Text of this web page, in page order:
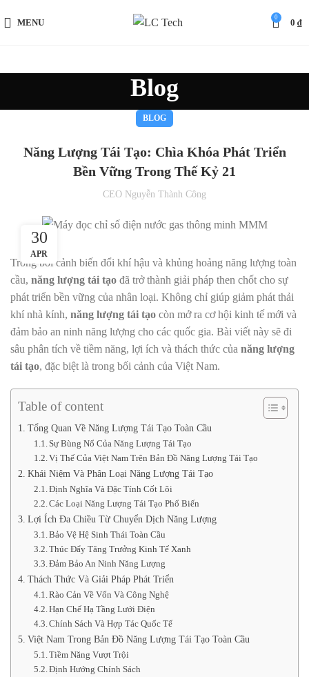
MENU
0
0 ₫
Blog
BLOG
Năng Lượng Tái Tạo: Chìa Khóa Phát Triển
Bền Vững Trong Thế Kỷ 21
CEO Nguyễn Thành Công
30
APR
Trong bối cảnh biến đổi khí hậu và khủng hoảng năng lượng toàn
cầu, năng lượng tái tạo đã trở thành giải pháp then chốt cho sự
phát triển bền vững của nhân loại. Không chỉ giúp giảm phát thải
khí nhà kính, năng lượng tái tạo còn mở ra cơ hội kinh tế mới và
đảm bảo an ninh năng lượng cho các quốc gia. Bài viết này sẽ đi
sâu phân tích về tiềm năng, lợi ích và thách thức của năng lượng
tái tạo, đặc biệt là trong bối cảnh của Việt Nam.
Table of content
Tổng Quan Về Năng Lượng Tái Tạo Toàn Cầu
Sự Bùng Nổ Của Năng Lượng Tái Tạo
Vị Thế Của Việt Nam Trên Bản Đồ Năng Lượng Tái Tạo
Khái Niệm Và Phân Loại Năng Lượng Tái Tạo
Định Nghĩa Và Đặc Tính Cốt Lõi
Các Loại Năng Lượng Tái Tạo Phổ Biến
Lợi Ích Đa Chiều Từ Chuyển Dịch Năng Lượng
Bảo Vệ Hệ Sinh Thái Toàn Cầu
Thúc Đẩy Tăng Trưởng Kinh Tế Xanh
Đảm Bảo An Ninh Năng Lượng
Thách Thức Và Giải Pháp Phát Triển
Rào Cản Về Vốn Và Công Nghệ
Hạn Chế Hạ Tầng Lưới Điện
Chính Sách Và Hợp Tác Quốc Tế
Việt Nam Trong Bản Đồ Năng Lượng Tái Tạo Toàn Cầu
Tiềm Năng Vượt Trội
Định Hướng Chính Sách